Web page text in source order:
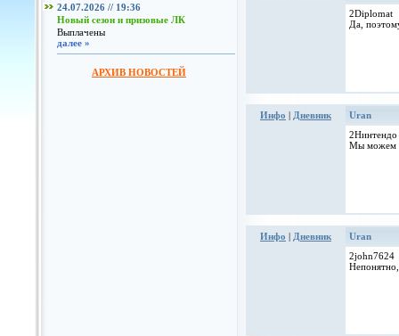
24.07.2026 // 19:36
Новый сезон и призовые ЛК
Выплачены
далее »
АРХИВ НОВОСТЕЙ
2Diplomat
Да,
Инфо | Дневник
Uran
2Нинтендо
Мы можем в
Инфо | Дневник
Uran
2john7624